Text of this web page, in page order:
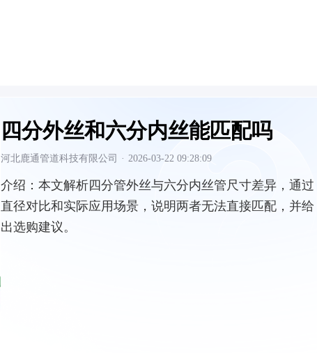
四分外丝和六分内丝能匹配吗
河北鹿通管道科技有限公司 · 2026-03-22 09:28:09
介绍： 本文解析四分管外丝与六分内丝管尺寸差异，通过
直径对比和实际应用场景，说明两者无法直接匹配，并给
出选购建议。